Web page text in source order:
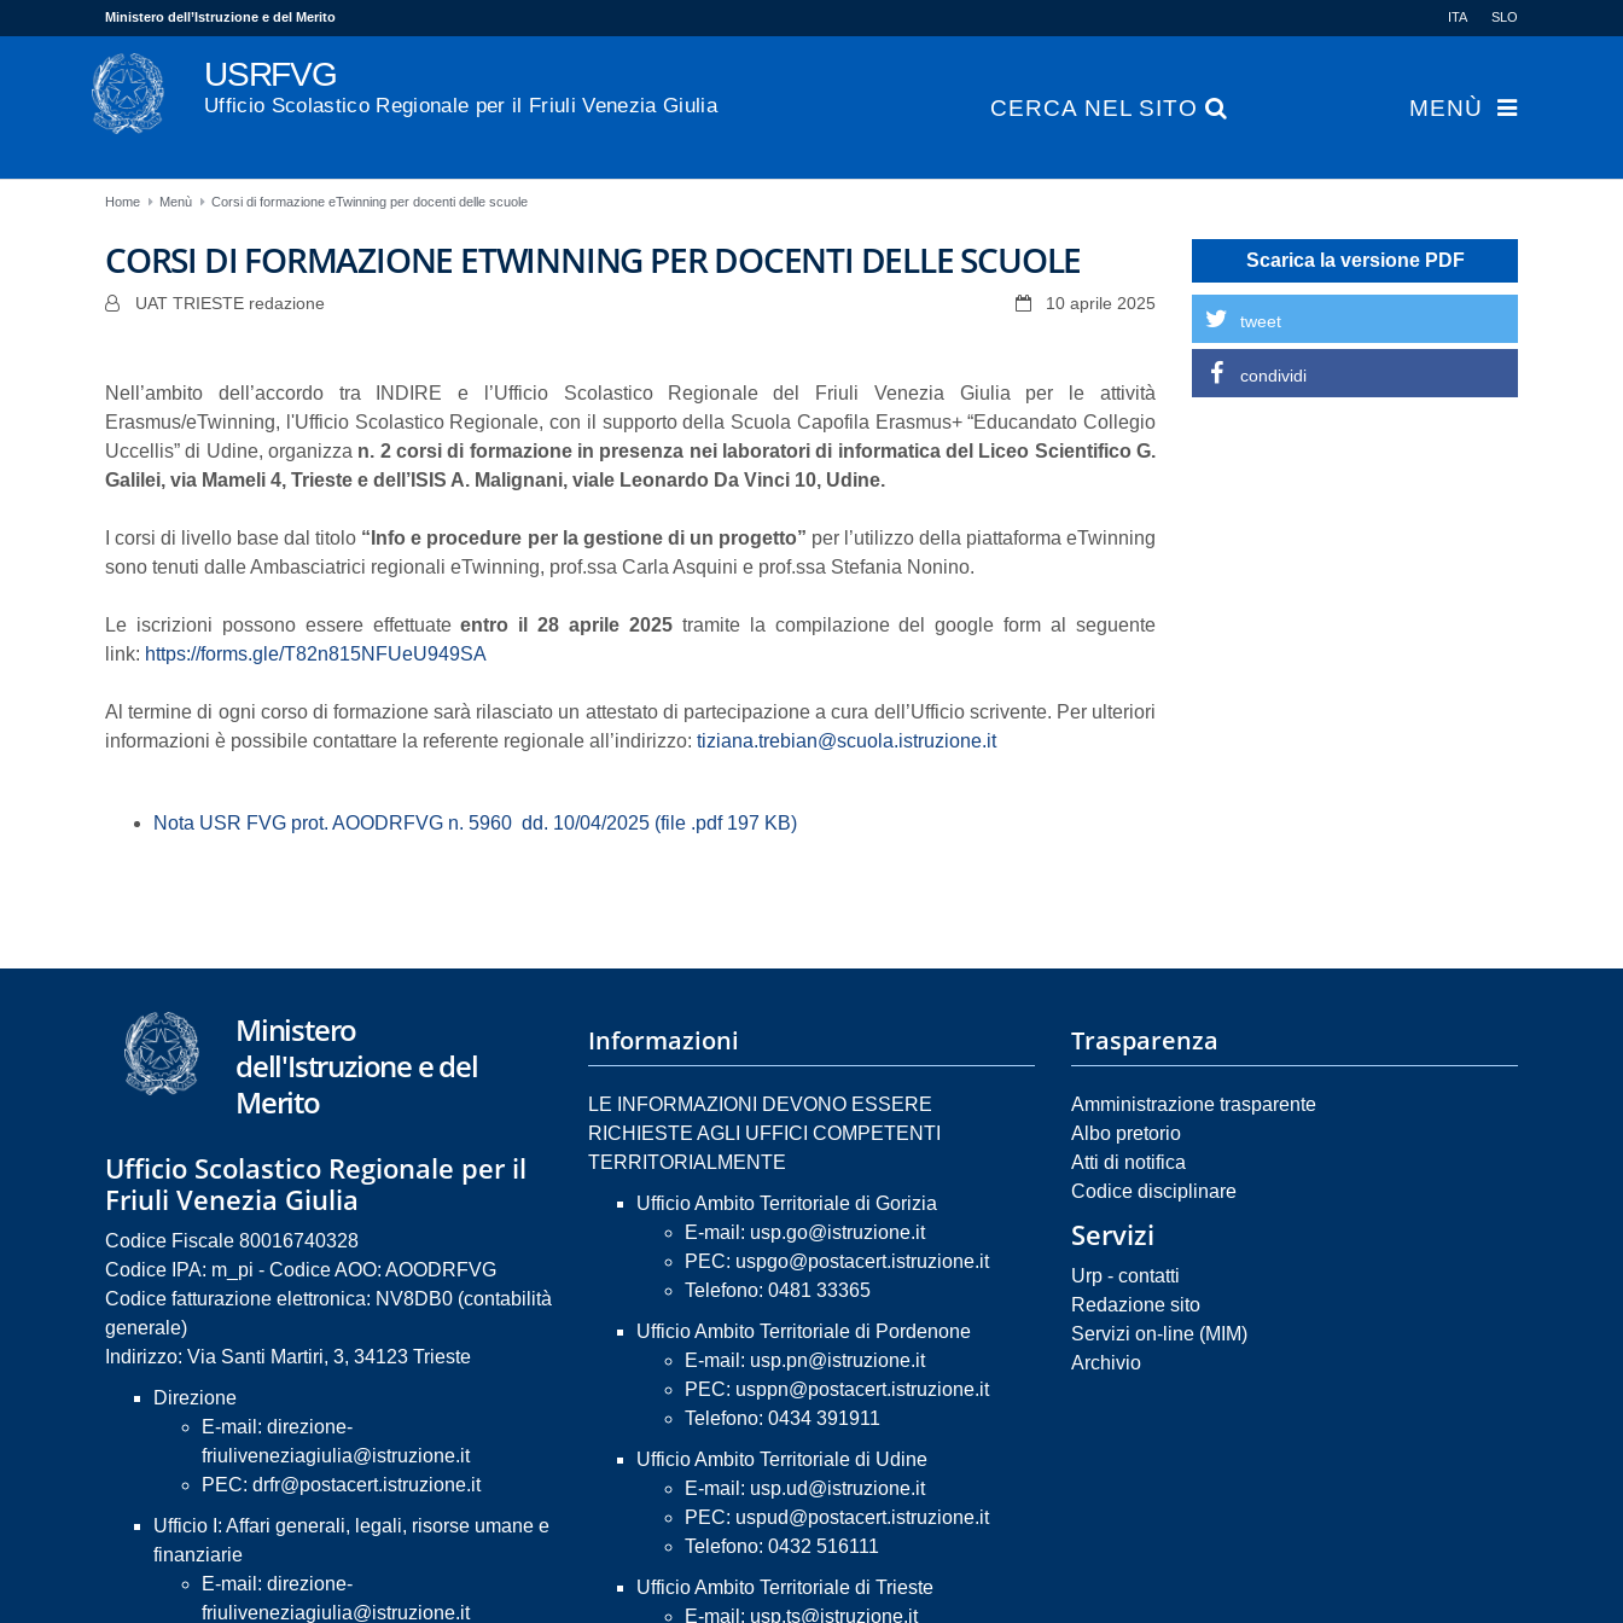
Ministero dell’Istruzione e del Merito ITA SLO
USRFVG
Ufficio Scolastico Regionale per il Friuli Venezia Giulia CERCA NEL SITO MENÙ
Home Menù Corsi di formazione eTwinning per docenti delle scuole
CORSI DI FORMAZIONE ETWINNING PER DOCENTI DELLE SCUOLE
10 aprile 2025
UAT TRIESTE redazione
Nell’ambito dell’accordo tra INDIRE e l’Ufficio Scolastico Regionale del Friuli Venezia Giulia per le attività
Erasmus/eTwinning, l'Ufficio Scolastico Regionale, con il supporto della Scuola Capofila Erasmus+ “Educandato Collegio
Uccellis” di Udine, organizza n. 2 corsi di formazione in presenza nei laboratori di informatica del Liceo Scientifico G.
Galilei, via Mameli 4, Trieste e dell’ISIS A. Malignani, viale Leonardo Da Vinci 10, Udine.
I corsi di livello base dal titolo “Info e procedure per la gestione di un progetto” per l’utilizzo della piattaforma eTwinning
sono tenuti dalle Ambasciatrici regionali eTwinning, prof.ssa Carla Asquini e prof.ssa Stefania Nonino.
Le iscrizioni possono essere effettuateentro il 28 aprile 2025tramite la compilazione del google form al seguente
link: https://forms.gle/T82n815NFUeU949SA
Al termine di ogni corso di formazione sarà rilasciato un attestato di partecipazione a cura dell’Ufficio scrivente. Per ulteriori
informazioni è possibile contattare la referente regionale all’indirizzo: tiziana.trebian@scuola.istruzione.it
Nota USR FVG prot. AOODRFVG n. 5960 dd. 10/04/2025 (file .pdf 197 KB)
Scarica la versione PDF
tweet
condividi
Ministero
dell'Istruzione e del
Merito
Ufficio Scolastico Regionale per il
Friuli Venezia Giulia
Codice Fiscale 80016740328
Codice IPA: m_pi - Codice AOO: AOODRFVG
Codice fatturazione elettronica: NV8DB0 (contabilità
generale)
Indirizzo: Via Santi Martiri, 3, 34123 Trieste
Direzione
E-mail: direzione-
friuliveneziagiulia@istruzione.it
PEC: drfr@postacert.istruzione.it
Ufficio I: Affari generali, legali, risorse umane e
finanziarie
E-mail: direzione-
friuliveneziagiulia@istruzione.it
Informazioni
LE INFORMAZIONI DEVONO ESSERE
RICHIESTE AGLI UFFICI COMPETENTI
TERRITORIALMENTE
Ufficio Ambito Territoriale di Gorizia
E-mail: usp.go@istruzione.it
PEC: uspgo@postacert.istruzione.it
Telefono: 0481 33365
Ufficio Ambito Territoriale di Pordenone
E-mail: usp.pn@istruzione.it
PEC: usppn@postacert.istruzione.it
Telefono: 0434 391911
Ufficio Ambito Territoriale di Udine
E-mail: usp.ud@istruzione.it
PEC: uspud@postacert.istruzione.it
Telefono: 0432 516111
Ufficio Ambito Territoriale di Trieste
E-mail: usp.ts@istruzione.it
Trasparenza
Amministrazione trasparente
Albo pretorio
Atti di notifica
Codice disciplinare
Servizi
Urp - contatti
Redazione sito
Servizi on-line (MIM)
Archivio